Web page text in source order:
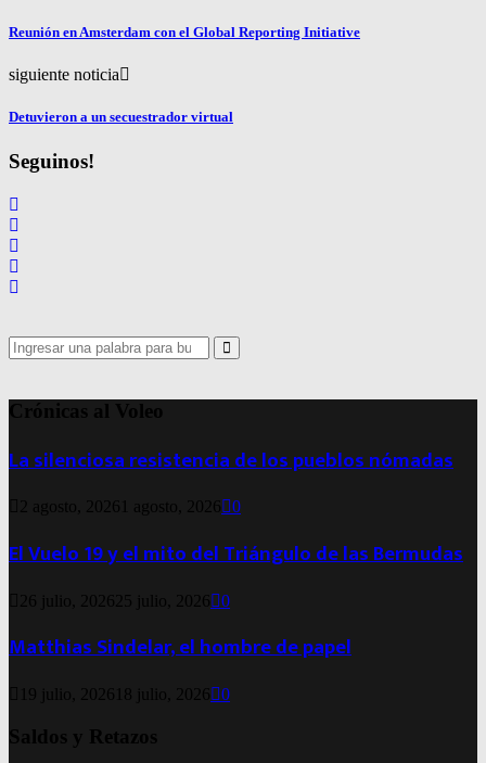
Reunión en Amsterdam con el Global Reporting Initiative
siguiente noticia
Detuvieron a un secuestrador virtual
Seguinos!
Search
for:
Search
Crónicas al Voleo
La silenciosa resistencia de los pueblos nómadas
2 agosto, 2026 1 agosto, 2026 0
El Vuelo 19 y el mito del Triángulo de las Bermudas
26 julio, 2026 25 julio, 2026 0
Matthias Sindelar, el hombre de papel
19 julio, 2026 18 julio, 2026 0
Saldos y Retazos